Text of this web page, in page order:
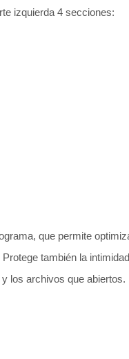
izquierda 4 secciones:
que permite
también la
los archivos que abiertos.